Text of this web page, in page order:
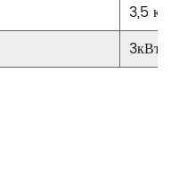
3,5
3кВт